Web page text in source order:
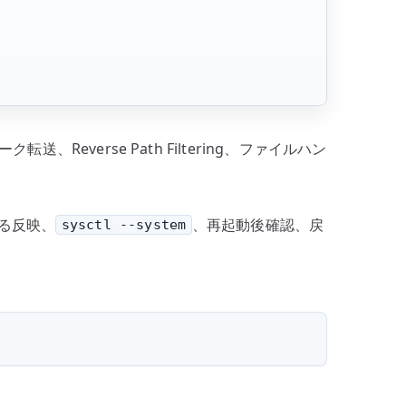
ク転送、Reverse Path Filtering、ファイルハン
反映、 sysctl --system 、再起動後確認、戻